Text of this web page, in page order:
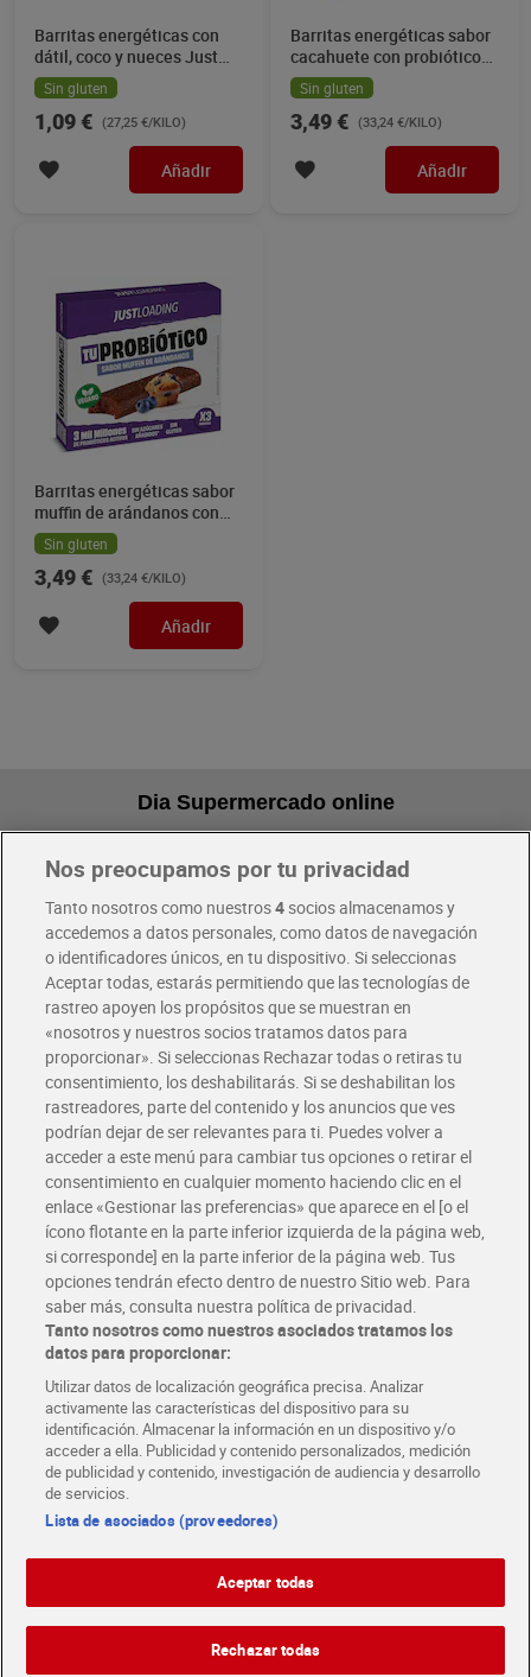
Barritas energéticas con
dátil, coco y nueces Just
loading 40 g
Sin gluten
1,09 € (27,25 €/KILO)
Añadir
Barritas energéticas sabor
cacahuete con probióticos
Just loading 105 g
Sin gluten
3,49 € (33,24 €/KILO)
Añadir
Barritas energéticas sabor
muffin de arándanos con
probióticos Just loading
105 g
Sin gluten
3,49 € (33,24 €/KILO)
Añadir
Dia Supermercado online
Pide hoy, recibe hoy
Envío gratis por compras superiores a 100€
Envío estandar por 4,99€
Glovo y Uber Eats
Solicita tu factura de Glovo o Uber Eats
Únete al CLUB Dia
Disfruta las ventajas y ofertas exclusivas.
Descárgate la APP Dia
Folletos y Tiendas
Descubre las mejores ofertas y busca tu tienda más cercana
Tarjeta MaX Dia
Te devuelve hasta 8€/mes de tus compras.
¡Solicita tu tarjeta de crédito aquí!
COMER MEJOR CADA DIA
COLABORA CON DIA ABRE TU TIENDA DIA CORPORATE
Nos preocupamos por tu privacidad
Tanto nosotros como nuestros4socios almacenamos y
accedemos a datos personales, como datos de navegación
o identificadores únicos, en tu dispositivo. Si seleccionas
Aceptar todas, estarás permitiendo que las tecnologías de
rastreo apoyen los propósitos que se muestran en
«nosotros y nuestros socios tratamos datos para
proporcionar». Si seleccionas Rechazar todas o retiras tu
consentimiento, los deshabilitarás. Si se deshabilitan los
rastreadores, parte del contenido y los anuncios que ves
podrían dejar de ser relevantes para ti. Puedes volver a
acceder a este menú para cambiar tus opciones o retirar el
consentimiento en cualquier momento haciendo clic en el
enlace «Gestionar las preferencias» que aparece en el [o el
ícono flotante en la parte inferior izquierda de la página web,
si corresponde] en la parte inferior de la página web. Tus
opciones tendrán efecto dentro de nuestro Sitio web. Para
saber más, consulta nuestra política de privacidad.
Tanto nosotros como nuestros asociados tratamos los
datos para proporcionar:
Utilizar datos de localización geográfica precisa. Analizar
activamente las características del dispositivo para su
identificación. Almacenar la información en un dispositivo y/o
acceder a ella. Publicidad y contenido personalizados, medición
de publicidad y contenido, investigación de audiencia y desarrollo
de servicios.
Lista de asociados (proveedores)
Aceptar todas
Rechazar todas